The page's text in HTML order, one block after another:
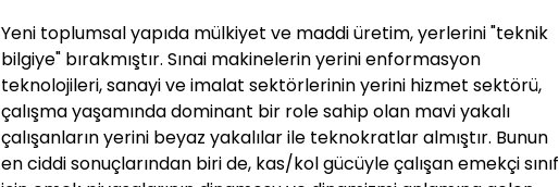
Yeni toplumsal yapıda mülkiyet ve maddi üretim, yerlerini "teknik
bilgiye" bırakmıştır. Sınai makinelerin yerini enformasyon
teknolojileri, sanayi ve imalat sektörlerinin yerini hizmet sektörü,
çalışma yaşamında dominant bir role sahip olan mavi yakalı
çalışanların yerini beyaz yakalılar ile teknokratlar almıştır. Bunun
en ciddi sonuçlarından biri de, kas/kol gücüyle çalışan emekçi sınıf